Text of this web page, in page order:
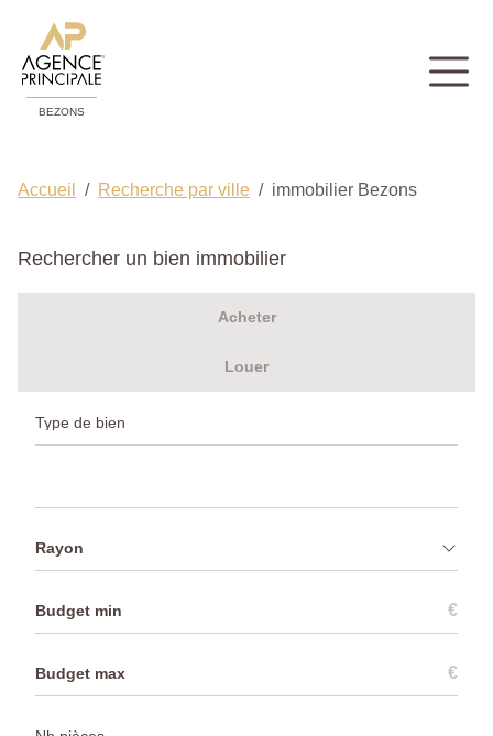
BEZONS
Accueil Recherche par ville immobilier Bezons
Rechercher un bien immobilier
Acheter
Louer
Rayon
€
€